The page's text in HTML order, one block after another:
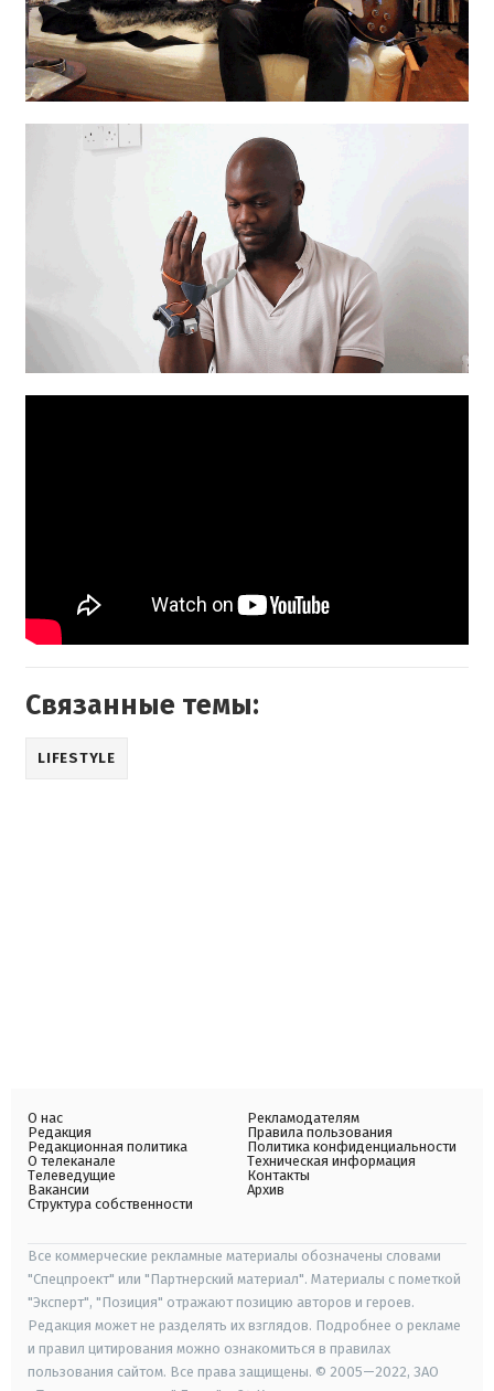
Связанные темы:
LIFESTYLE
О нас
Редакция
Редакционная политика
О телеканале
Телеведущие
Вакансии
Структура собственности
Рекламодателям
Правила пользования
Политика конфиденциальности
Техническая информация
Контакты
Архив
Все коммерческие рекламные материалы обозначены словами
"Спецпроект" или "Партнерский материал". Материалы с пометкой
"Эксперт", "Позиция" отражают позицию авторов и героев.
Редакция может не разделять их взглядов. Подробнее о рекламе
и правил цитирования можно ознакомиться в правилах
пользования сайтом. Все права защищены. © 2005—2022, ЗАО